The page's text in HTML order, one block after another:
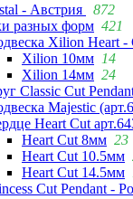
- Австрия
872
разных форм 421
Xilion Heart -
Xilion 10мм 14
Xilion 14мм 24
Classic Cut
Majestic
Heart Cut
Heart Cut 8мм 23
Heart Cut 10.5мм
Heart Cut 14.5мм
Cut Pendant -